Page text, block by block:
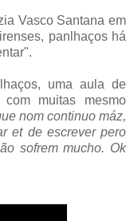
Vasco Santana em
panlhaços há
uma aula de
muitas mesmo
nom continuo máz,
et de escrever pero
sofrem mucho. Ok